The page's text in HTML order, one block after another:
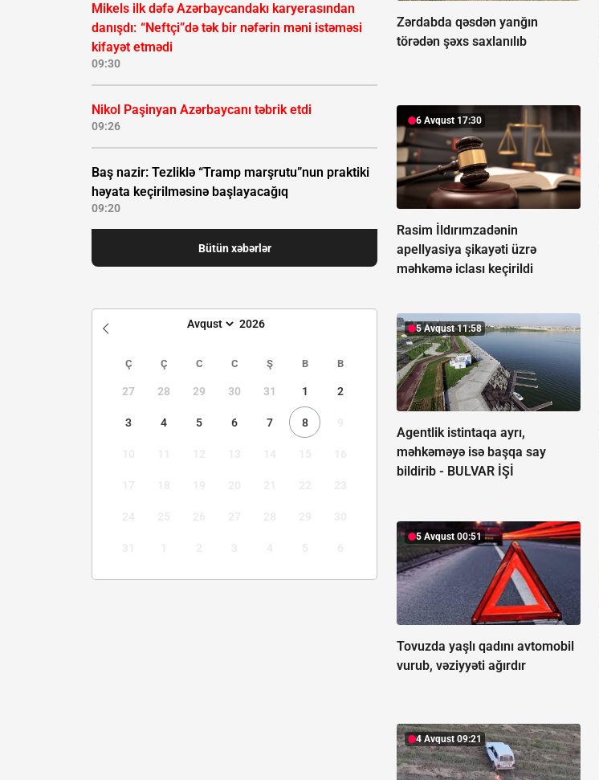
Mikels ilk dəfə Azərbaycandakı karyerasından
danışdı: “Neftçi”də tək bir nəfərin məni istəməsi
kifayət etmədi
09:30
Nikol Paşinyan Azərbaycanı təbrik etdi
09:26
Baş nazir: Tezliklə “Tramp marşrutu”nun praktiki
həyata keçirilməsinə başlayacağıq
09:20
Bütün xəbərlər
Ç Ç C C Ş B B
27 28 29 30 31 1 2
3 4 5 6 7 8
Zərdabda qəsdən yanğın
törədən şəxs saxlanılıb
6 Avqust 17:30
Rasim İldırımzadənin
apellyasiya şikayəti üzrə
məhkəmə iclası keçirildi
5 Avqust 11:58
Agentlik istintaqa ayrı,
məhkəməyə isə başqa say
bildirib - BULVAR İŞİ
5 Avqust 00:51
Tovuzda yaşlı qadını avtomobil
vurub, vəziyyəti ağırdır
4 Avqust 09:21